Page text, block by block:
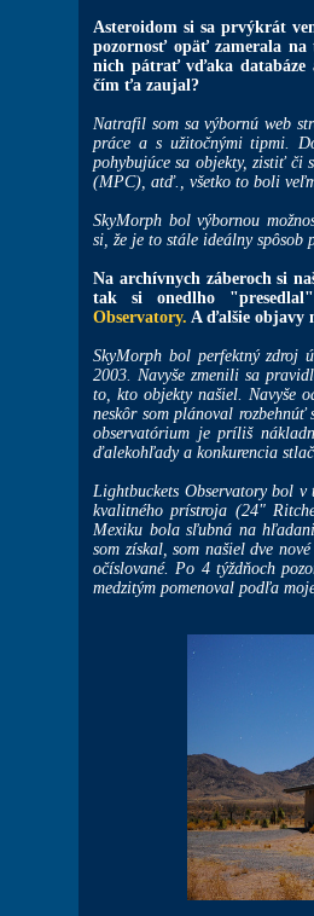
Asteroidom si sa prvýkrát
pozornosť opäť zamerala na
nich pátrať vďaka databáze
čím ťa zaujal?
Natrafil som sa výbornú web
práce a s užitočnými tipmi.
pohybujúce sa objekty, zistiť či
(MPC), atď., všetko to boli
SkyMorph bol výbornou
si, že je to stále ideálny spôsob
Na archívnych záberoch si
tak si onedlho
Observatory. A ďalšie objavy
SkyMorph bol perfektný zdroj
2003. Navyše zmenili sa
to, kto objekty našiel. Navyše
neskôr som plánoval
observatórium je príliš
ďalekohľady a konkurencia
Lightbuckets Observatory bol
kvalitného prístroja (24"
Mexiku bola sľubná na
som získal, som našiel dve
očíslované. Po 4 týždňoch
medzitým pomenoval podľa